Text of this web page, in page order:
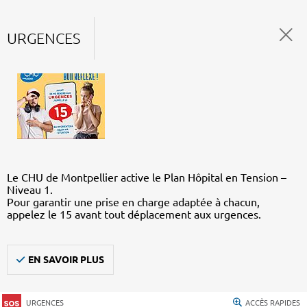
URGENCES
Le CHU de Montpellier active le Plan Hôpital en Tension –
Niveau 1.
Pour garantir une prise en charge adaptée à chacun,
appelez le 15 avant tout déplacement aux urgences.
EN SAVOIR PLUS
URGENCES ACCÈS RAPIDES